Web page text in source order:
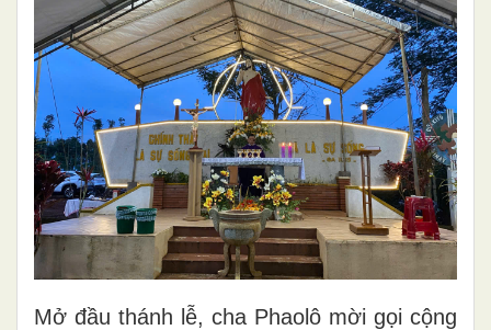
Mở đầu thánh lễ, cha Phaolô mời gọi cộng